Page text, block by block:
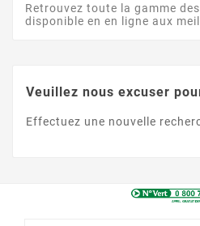
Retrouvez toute la gamme
disponible en en ligne aux
Veuillez nous excuser
Effectuez une nouvelle